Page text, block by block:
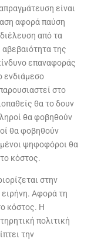
είναι
αφορά παύση
από τα
της
επαναφοράς
ενδιάμεσο
στο
θα το δουν
θα φοβηθούν
θα φοβηθούν
ψηφοφόροι θα
κόστος.
στην
Αφορά τη
κόστος. Η
πολιτική
την